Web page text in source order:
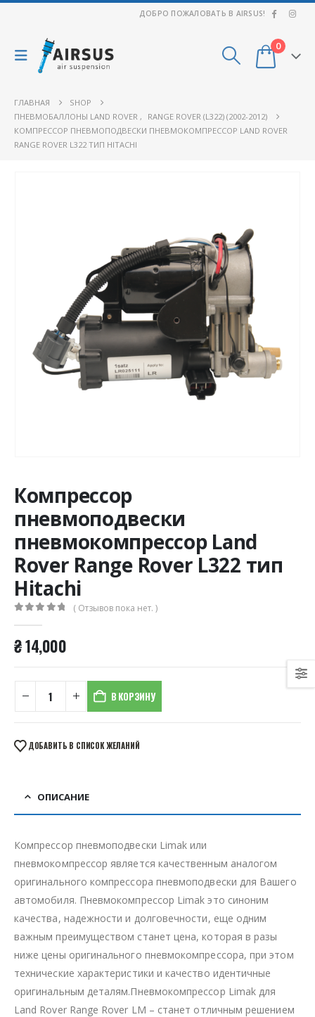
ДОБРО ПОЖАЛОВАТЬ В AIRSUS!
0
ГЛАВНАЯ
SHOP
ПНЕВМОБАЛЛОНЫ LAND ROVER ,
RANGE ROVER (L322) (2002-2012)
КОМПРЕССОР ПНЕВМОПОДВЕСКИ ПНЕВМОКОМПРЕССОР LAND ROVER
RANGE ROVER L322 ТИП HITACHI
Компрессор
пневмоподвески
пневмокомпрессор Land
Rover Range Rover L322 тип
Hitachi
( Отзывов пока нет. )
₴14,000
В КОРЗИНУ
ДОБАВИТЬ В СПИСОК ЖЕЛАНИЙ
ОПИСАНИЕ
Компрессор пневмоподвески Limak или
пневмокомпрессор является качественным аналогом
оригинального компрессора пневмоподвески для Вашего
автомобиля. Пневмокомпрессор Limak это синоним
качества, надежности и долговечности, еще одним
важным преимуществом станет цена, которая в разы
ниже цены оригинального пневмокомпрессора, при этом
технические характеристики и качество идентичные
оригинальным деталям.Пневмокомпрессор Limak для
Land Rover Range Rover LM – станет отличным решением